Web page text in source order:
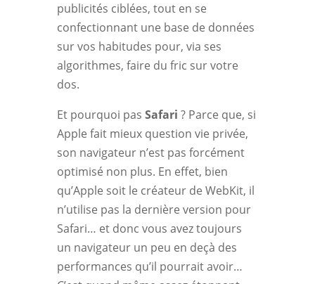
publicités ciblées, tout en se
confectionnant une base de données
sur vos habitudes pour, via ses
algorithmes, faire du fric sur votre
dos.
Et pourquoi pas Safari ? Parce que, si
Apple fait mieux question vie privée,
son navigateur n’est pas forcément
optimisé non plus. En effet, bien
qu’Apple soit le créateur de WebKit, il
n’utilise pas la dernière version pour
Safari… et donc vous avez toujours
un navigateur un peu en deçà des
performances qu’il pourrait avoir…